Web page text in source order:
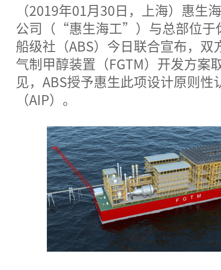
（2019年01月30日，上海）惠生
公司（“惠生海工”）与总部位于
船级社（ABS）今日联合宣布，双
气制甲醇装置（FGTM）开发方案
见，ABS授予惠生此项设计原则性
（AIP）。